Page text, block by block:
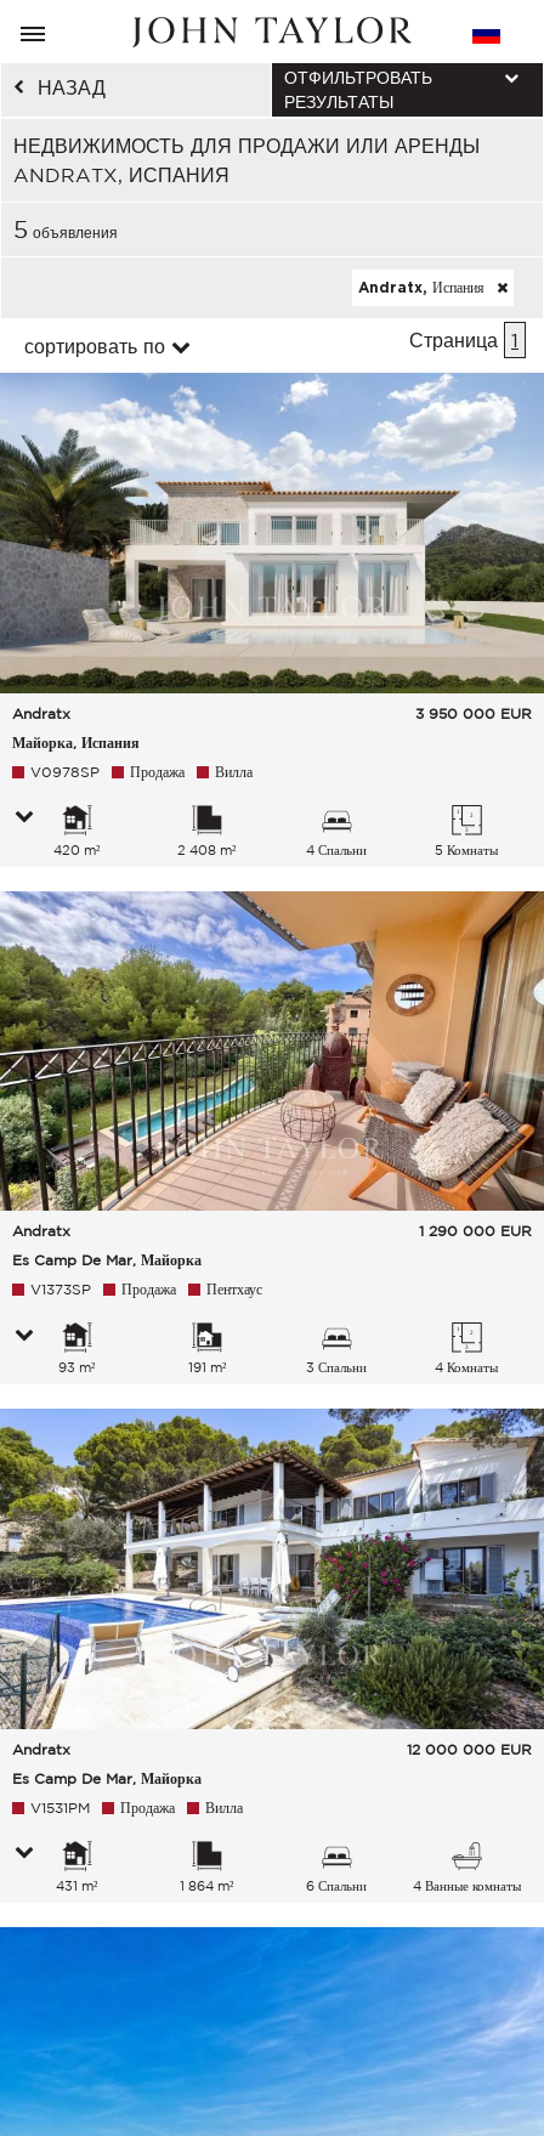
НАЗАД
НЕДВИЖИМОСТЬ ДЛЯ ПРОДАЖИ ИЛИ АРЕНДЫ
ANDRATX, ИСПАНИЯ
ОТФИЛЬТРОВАТЬ
РЕЗУЛЬТАТЫ
5 объявления
Andratx, Испания
сортировать по Страница 1
Andratx
Майорка, Испания
3 950 000 EUR
V0978SP Продажа Вилла
420 m² 2 408 m² 4 Спальни 5 Комнаты
Andratx
Es Camp De Mar, Майорка
1 290 000 EUR
V1373SP Продажа Пентхаус
93 m² 191 m² 3 Спальни 4 Комнаты
Andratx
Es Camp De Mar, Майорка
12 000 000 EUR
V1531PM Продажа Вилла
431 m² 1 864 m² 6 Спальни 4 Ванные комнаты